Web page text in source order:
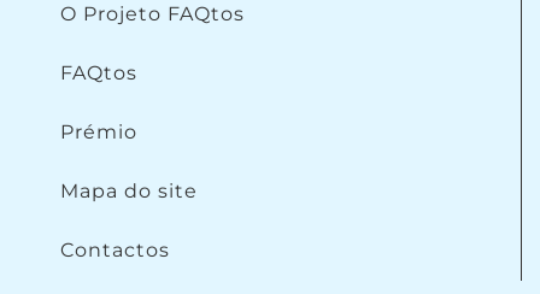
O Projeto FAQtos
FAQtos
Prémio
Mapa do site
Contactos